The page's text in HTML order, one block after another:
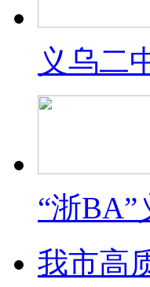
义乌二
“浙
我市高